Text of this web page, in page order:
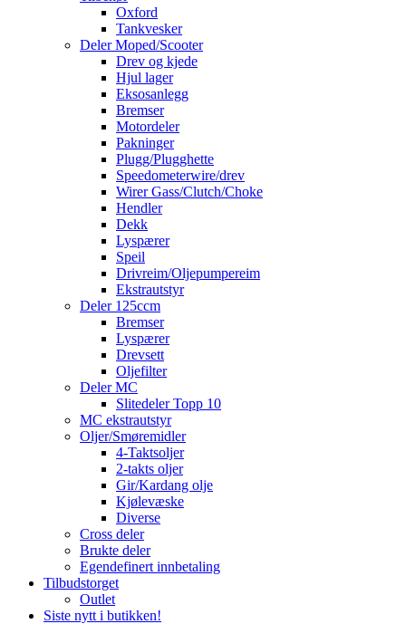
Oxford
Tankvesker
Deler Moped/Scooter
Drev og kjede
Hjul lager
Eksosanlegg
Bremser
Motordeler
Pakninger
Plugg/Plugghette
Speedometerwire/drev
Wirer Gass/Clutch/Choke
Hendler
Dekk
Lyspærer
Speil
Drivreim/Oljepumpereim
Ekstrautstyr
Deler 125ccm
Bremser
Lyspærer
Drevsett
Oljefilter
Deler MC
Slitedeler Topp 10
MC ekstrautstyr
Oljer/Smøremidler
4-Taktsoljer
2-takts oljer
Gir/Kardang olje
Kjølevæske
Diverse
Cross deler
Brukte deler
Egendefinert innbetaling
Tilbudstorget
Outlet
Siste nytt i butikken!